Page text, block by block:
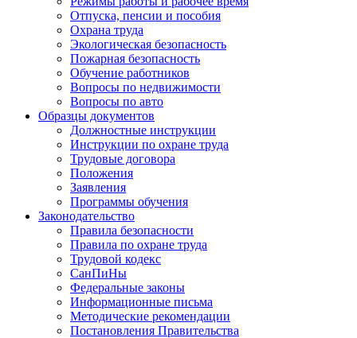
Отпуска, пенсии и пособия
Охрана труда
Экологическая безопасность
Пожарная безопасность
Обучение работников
Вопросы по недвижимости
Вопросы по авто
Образцы документов
Должностные инструкции
Инструкции по охране труда
Трудовые договора
Положения
Заявления
Программы обучения
Законодательство
Правила безопасности
Правила по охране труда
Трудовой кодекс
СанПиНы
Федеральные законы
Информационные письма
Методические рекомендации
Постановления Правительства